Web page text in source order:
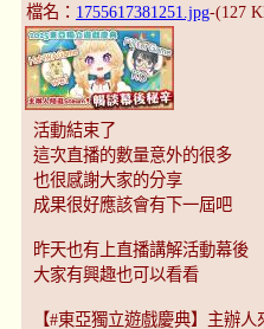
檔名： 1755617381251.jpg-(127
活動結束了
這次直播的數量意外的很多
也很感謝大家的分享
成果很好應該會有下一屆吧
昨天也有上直播講解活動幕後
大家有興趣也可以看看
【#東亞獨立遊戲慶典】主辦